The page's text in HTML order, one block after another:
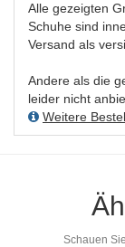
Alle gezeigten
Schuhe sind
Versand als
Andere als die
leider nicht
Weitere
Schauen